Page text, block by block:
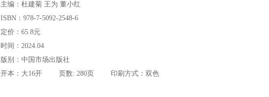
主编：杜建菊 王为 董小红
ISBN：978-7-5092-2548-6
定价：65.8元
时间：2024.04
版别：中国市场出版社
开本：大16开
页数: 280页 印刷方式：双色